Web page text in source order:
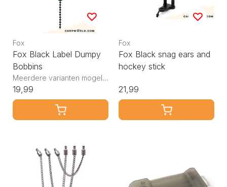
Fox
Fox Black Label Dumpy
Bobbins
Meerdere varianten mogelijk
19,99
Fox
Fox Black snag ears and
hockey stick
21,99